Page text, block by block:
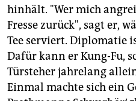
hinhält. "Wer mich
Fresse zurück", sagt er,
Tee serviert. Diplomatie
Dafür kann er Kung-Fu,
Türsteher jahrelang
Einmal machte sich ein